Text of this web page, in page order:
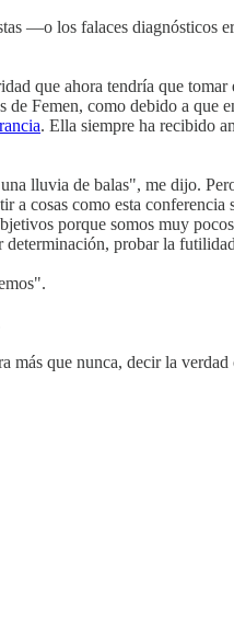
—o los falaces diagnósticos
que ahora tendría que
de Femen, como debido a
. Ella siempre ha recibido
lluvia de balas", me dijo.
a cosas como esta
porque somos muy
probar la
más que nunca, decir la